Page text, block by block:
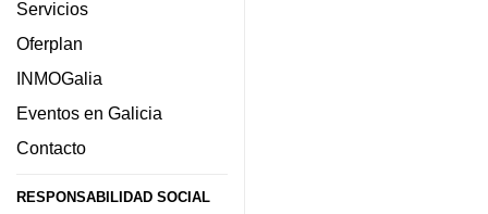
Servicios
Oferplan
INMOGalia
Eventos en Galicia
Contacto
RESPONSABILIDAD SOCIAL